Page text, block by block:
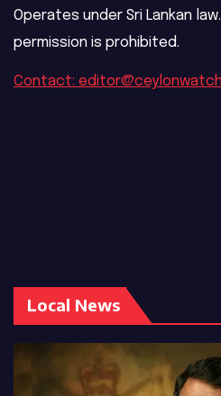
Operates under Sri Lankan
permission is prohibited.
Contact:
Local News